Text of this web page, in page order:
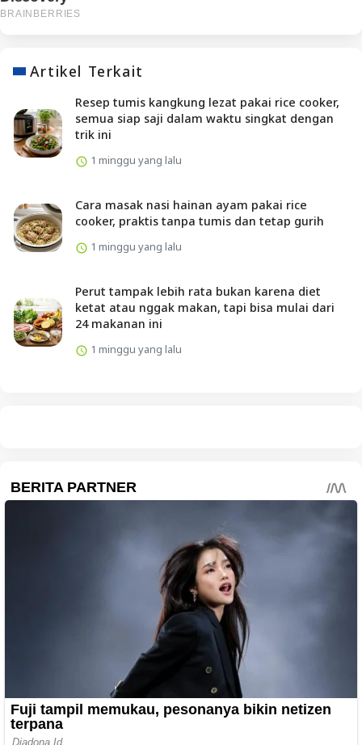
Artikel Terkait
Resep tumis kangkung lezat pakai rice cooker,
semua siap saji dalam waktu singkat dengan
trik ini
1 minggu yang lalu
Cara masak nasi hainan ayam pakai rice
cooker, praktis tanpa tumis dan tetap gurih
1 minggu yang lalu
Perut tampak lebih rata bukan karena diet
ketat atau nggak makan, tapi bisa mulai dari
24 makanan ini
1 minggu yang lalu